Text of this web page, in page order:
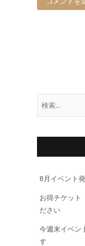
8月イベント
お得チケット
ださい
今週末イベン
す